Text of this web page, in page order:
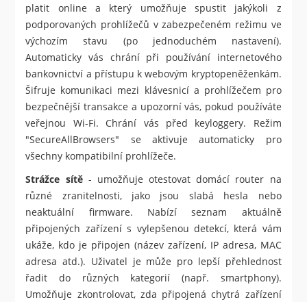
platit online a který umožňuje spustit jakýkoli z
podporovaných prohlížečů v zabezpečeném režimu ve
výchozím stavu (po jednoduchém nastavení).
Automaticky vás chrání při používání internetového
bankovnictví a přístupu k webovým kryptopeněženkám.
Šifruje komunikaci mezi klávesnicí a prohlížečem pro
bezpečnější transakce a upozorní vás, pokud používáte
veřejnou Wi-Fi. Chrání vás před keyloggery. Režim
"SecureAllBrowsers" se aktivuje automaticky pro
všechny kompatibilní prohlížeče.
Strážce sítě- umožňuje otestovat domácí router na
různé zranitelnosti, jako jsou slabá hesla nebo
neaktuální firmware. Nabízí seznam aktuálně
připojených zařízení s vylepšenou detekcí, která vám
ukáže, kdo je připojen (název zařízení, IP adresa, MAC
adresa atd.). Uživatel je může pro lepší přehlednost
řadit do různých kategorií (např. smartphony).
Umožňuje zkontrolovat, zda připojená chytrá zařízení